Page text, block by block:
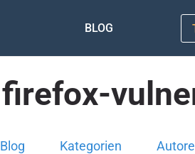
BLOG
firefox-
Blog Kategorien